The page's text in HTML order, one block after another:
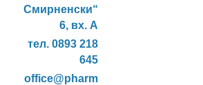
Смирненски“
6, вх. А
тел. 0893 218
645
office@pharm